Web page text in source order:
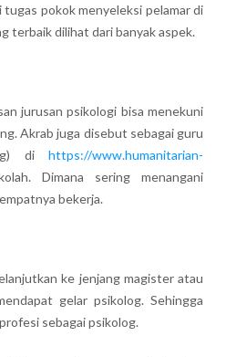
pokok menyeleksi pelamar di
terbaik dilihat dari banyak aspek.
jurusan psikologi bisa menekuni
Akrab juga disebut sebagai guru
dihttps://www.humanitarian-
Dimana sering menangani
bekerja.
ke jenjang magister atau
gelar psikolog. Sehingga
sebagai psikolog.